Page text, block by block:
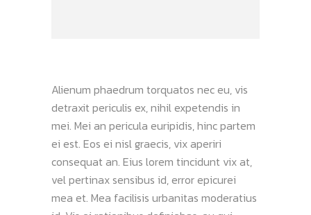
Alienum phaedrum torquatos nec eu, vis
detraxit periculis ex, nihil expetendis in
mei. Mei an pericula euripidis, hinc partem
ei est. Eos ei nisl graecis, vix aperiri
consequat an. Eius lorem tincidunt vix at,
vel pertinax sensibus id, error epicurei
mea et. Mea facilisis urbanitas moderatius